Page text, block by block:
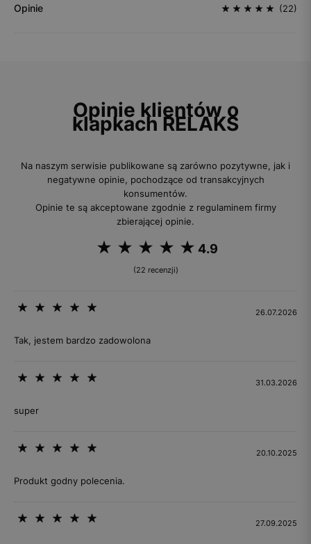
Opinie (22)
Opinie klientów o
klapkach RELAKS
Na naszym serwisie publikowane są zarówno pozytywne, jak i
negatywne opinie, pochodzące od transakcyjnych
konsumentów.
Opinie te są akceptowane zgodnie z regulaminem firmy
zbierającej opinie.
4.9
(22 recenzji)
26.07.2026
Tak, jestem bardzo zadowolona
31.03.2026
super
20.10.2025
Produkt godny polecenia.
27.09.2025